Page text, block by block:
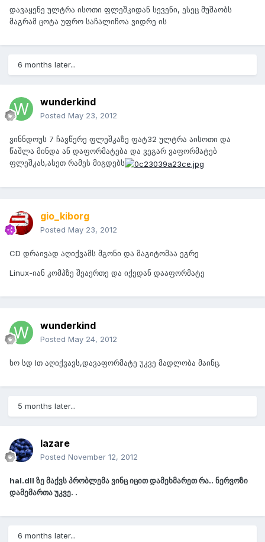
დავაყენე ულტრა ისოთი ფლეშკიდან სევენი, ესეც მუშაობს
მაგრამ ცოტა უფრო საჩალიჩოა ვიდრე ის
6 months later...
wunderkind
Posted May 23, 2012
ვინნდოუს 7 ჩავწერე ფლეშკაზე ფატ32 ულტრა აისოთი და
წაშლა მინდა ან დაფორმატება და ვეგარ ვაფორმატებ
ფლეშკას,ასეთ რამეს მიგდებს
gio_kiborg
Posted May 23, 2012
CD დრაივად აღიქვამს მგონი და მაგიტომაა ეგრე
Linux-იან კომპზე შეაერთე და იქედან დააფორმატე
wunderkind
Posted May 24, 2012
ხო სდ Iთ აღიქვავს,დავაფორმატე უკვე მადლობა მაინც.
5 months later...
lazare
Posted November 12, 2012
hal.dll ზე მაქვს პრობლემა ვინც იცით დამეხმარეთ რა.. ნერვოზი
დამემართა უკვე. .
6 months later...